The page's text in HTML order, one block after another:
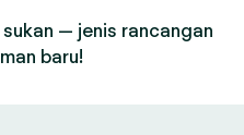
— jenis rancangan
baru!